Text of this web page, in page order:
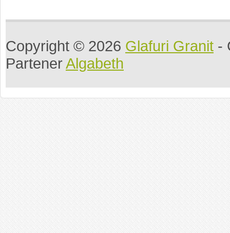
Copyright © 2026 Glafuri Granit -
PartenerAlgabeth